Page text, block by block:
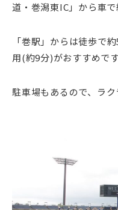
道・巻潟東IC」から車で
「巻駅」からは徒歩で
用(約9分)がおすすめで
駐車場もあるので、ラ